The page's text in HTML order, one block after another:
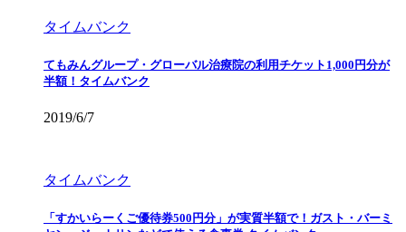
タイムバンク
てもみんグループ・グローバル治療院の利用チケット1,000円分が
半額！タイムバンク
2019/6/7
タイムバンク
「すかいらーくご優待券500円分」が実質半額で！ガスト・バーミ